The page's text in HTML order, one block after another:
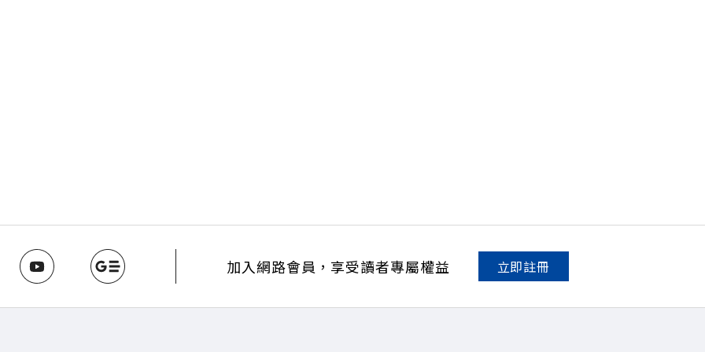
加入網路會員，享受讀者專屬權益 立即註冊